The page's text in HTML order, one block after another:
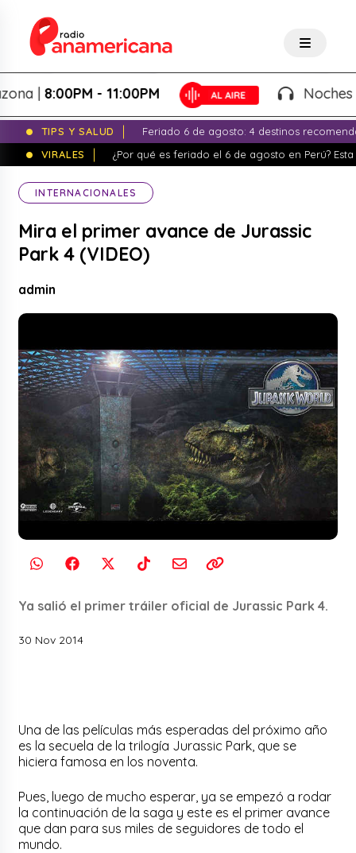
|8:00PM - 11:00PM Noches de
TIPS Y SALUD
Feriado 6 de agosto: 4 destinos
VIRALES
¿Por qué es feriado el 6 de agosto en Perú?
INTERNACIONALES
Mira el primer avance de Jurassic
Park 4 (VIDEO)
admin
Ya salió el primer tráiler oficial de Jurassic Park 4.
30 Nov 2014
Una de las películas más esperadas del próximo año
es la secuela de la trilogía Jurassic Park, que se
hiciera famosa en los noventa.
Pues, luego de mucho esperar, ya se empezó a rodar
la continuación de la saga y este es el primer avance
que dan para sus miles de seguidores de todo el
mundo.